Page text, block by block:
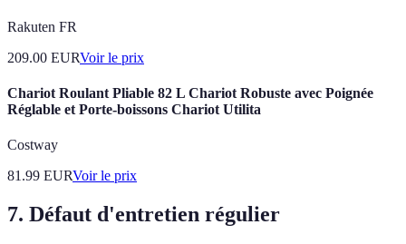
Rakuten FR
209.00 EURVoir le prix
Chariot Roulant Pliable 82 L Chariot Robuste avec Poignée
Réglable et Porte-boissons Chariot Utilita
Costway
81.99 EURVoir le prix
7. Défaut d'entretien régulier